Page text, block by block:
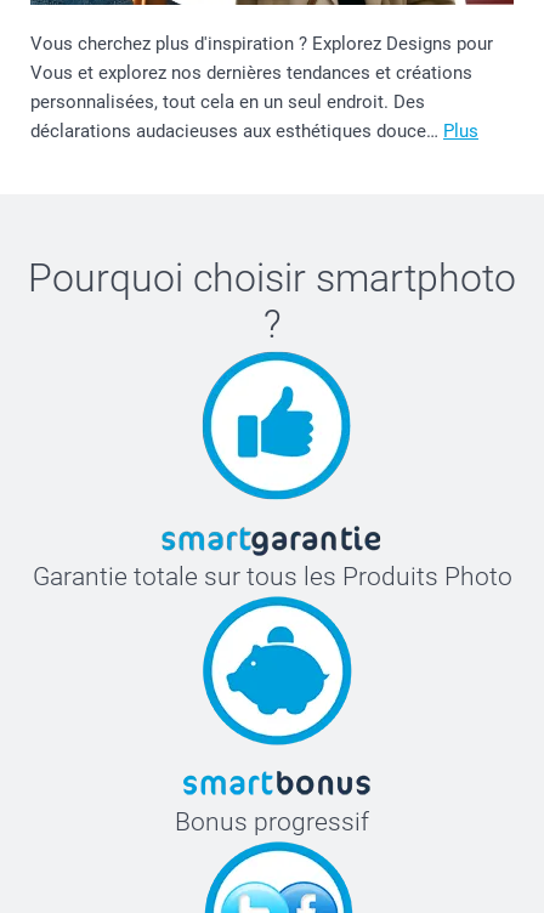
Vous cherchez plus d'inspiration ? Explorez Designs pour
Vous et explorez nos dernières tendances et créations
personnalisées, tout cela en un seul endroit. Des
déclarations audacieuses aux esthétiques douce… Plus
Pourquoi choisir smartphoto
?
Garantie totale sur tous les Produits Photo
Bonus progressif